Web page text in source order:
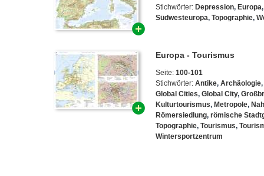
Stichwörter: Depression, Europa
Südwesteuropa, Topographie,
Europa - Tourismus
Seite: 100-101
Stichwörter: Antike, Archäologie,
Global Cities, Global City,
Kulturtourismus, Metropole,
Römersiedlung, römische
Topographie, Tourismus,
Wintersportzentrum